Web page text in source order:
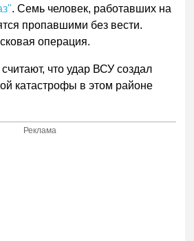
. Семь человек, работавших на
пропавшими без вести.
операция.
что удар ВСУ создал
катастрофы в этом районе
Реклама